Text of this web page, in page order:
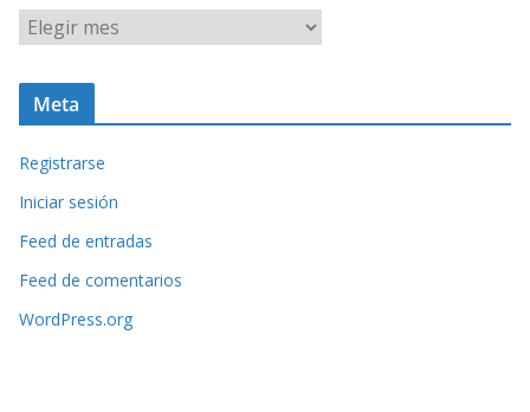
r
c
v
o
s
Meta
Registrarse
Iniciar sesión
Feed de entradas
Feed de comentarios
WordPress.org